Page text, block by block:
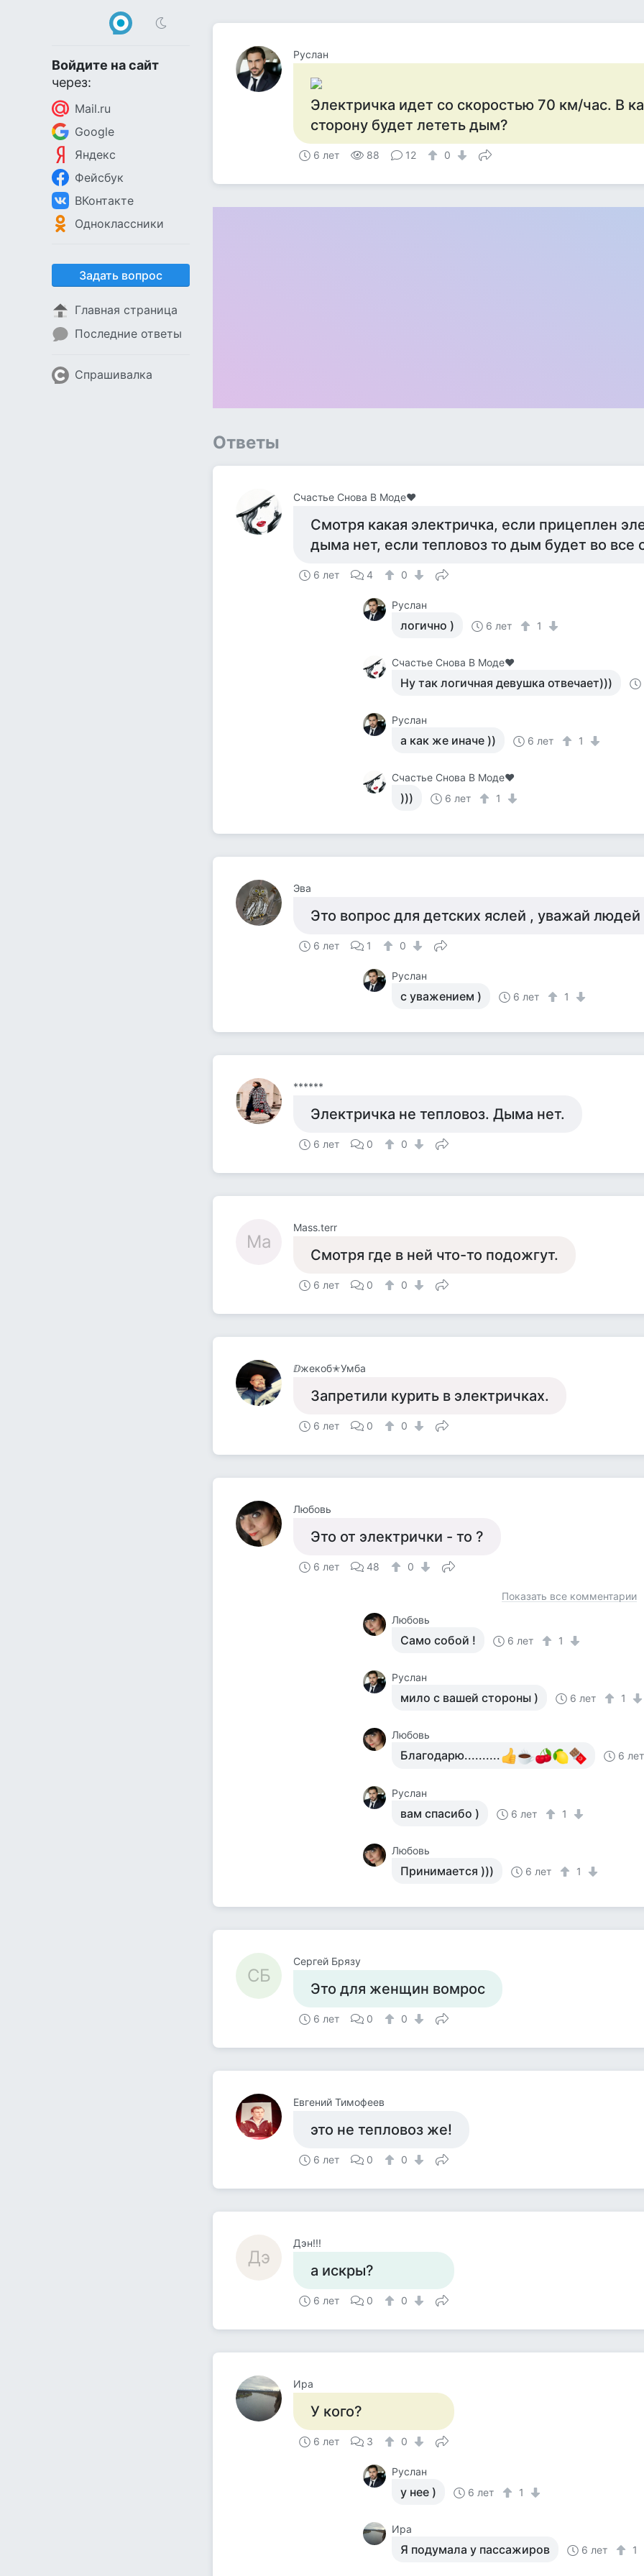
Войдите на сайт
через:
Mail.ru
Google
Яндекс
Фейсбук
ВКонтакте
Одноклассники
Задать вопрос
Главная страница
Последние ответы
Спрашивалка
Руслан
Электричка идет со скоростью 70 км/час. В
сторону будет лететь дым?
6 лет 88 12 0
Ответы
Счастье Снова В Моде❤
Смотря какая электричка, если прицеплен
дыма нет, если тепловоз то дым будет во все
6 лет 4 0
Руслан
логично ) 6 лет 1
Счастье Снова В Моде❤
Ну так логичная девушка отвечает)))
Руслан
а как же иначе )) 6 лет 1
Счастье Снова В Моде❤
))) 6 лет 1
Эва
Это вопрос для детских яслей , уважай людей
6 лет 1 0
Руслан
с уважением ) 6 лет 1
******
Электричка не тепловоз. Дыма нет.
6 лет 0 0
Ma
Mass.terr
Смотря где в ней что-то подожгут.
6 лет 0 0
ⅅжекоб✭Умба
Запретили курить в электричках.
6 лет 0 0
Любовь
Это от электрички - то ?
6 лет 48 0
Показать все комментарии
Любовь
Само собой ! 6 лет 1
Руслан
мило с вашей стороны ) 6 лет 1
Любовь
Благодарю.......... 6 лет
Руслан
вам спасибо ) 6 лет 1
Любовь
Принимается ))) 6 лет 1
СБ
Сергей Брязу
Это для женщин вомрос
6 лет 0 0
Евгений Тимофеев
это не тепловоз же!
6 лет 0 0
Дэ
Дэн!!!
а искры?
6 лет 0 0
Ира
У кого?
6 лет 3 0
Руслан
у нее ) 6 лет 1
Ира
Я подумала у пассажиров 6 лет 1